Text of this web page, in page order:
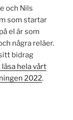
och Nils
som startar
el är som
några reläer.
bidrag
hela vårt
2022.